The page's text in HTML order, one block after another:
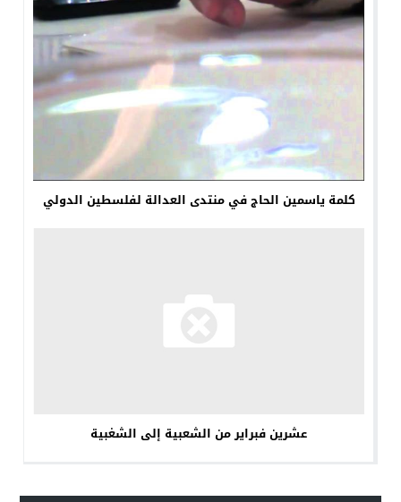
كلمة ياسمين الحاج في منتدى العدالة لفلسطين الدولي
عشرين فبراير من الشعبية إلى الشغبية